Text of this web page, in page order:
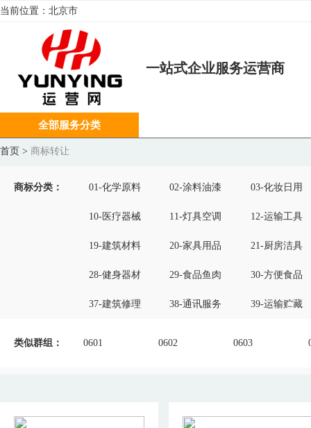
当前位置： 北京市
一站式企业服务运营商
全部服务分类
首页 > 商标转让
商标分类： 01-化学原料 02-涂料油漆 03-化妆日用
10-医疗器械 11-灯具空调 12-运输工具
19-建筑材料 20-家具用品 21-厨房洁具
28-健身器材 29-食品鱼肉 30-方便食品
37-建筑修理 38-通讯服务 39-运输贮藏
类似群组： 0601 0602 0603